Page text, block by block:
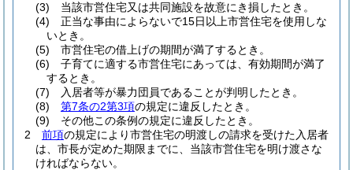
(3)
当該市営住宅又は共同施設を故意にき損したとき。
(4)
正当な事由によらないで15日以上市営住宅を使用しな
いとき。
(5)
市営住宅の借上げの期間が満了するとき。
(6)
子育てに適する市営住宅にあっては、有効期間が満了
するとき。
(7)
入居者等が暴力団員であることが判明したとき。
(8)
第7条の2第3項の規定に違反したとき。
(9)
その他この条例の規定に違反したとき。
2
前項の規定により市営住宅の明渡しの請求を受けた入居者
は、市長が定めた期限までに、当該市営住宅を明け渡さな
ければならない。